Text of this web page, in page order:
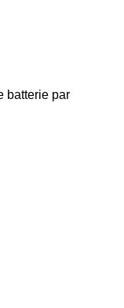
batterie par